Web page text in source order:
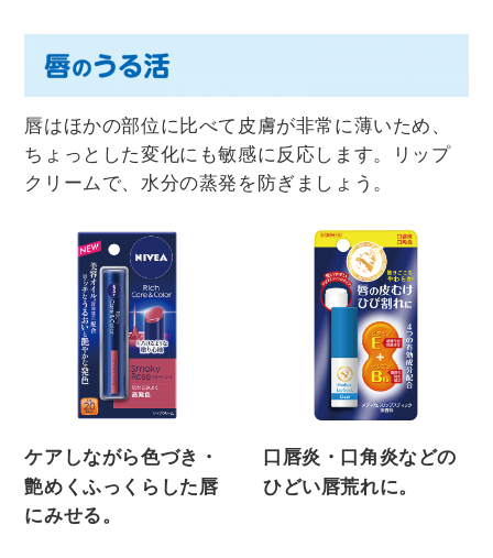
唇はほかの部位に比べて皮膚が非常に薄いため、
ちょっとした変化にも敏感に反応します。リップ
クリームで、水分の蒸発を防ぎましょう。
ケアしながら色づき・
艶めくふっくらした唇
にみせる。
口唇炎・口角炎などの
ひどい唇荒れに。